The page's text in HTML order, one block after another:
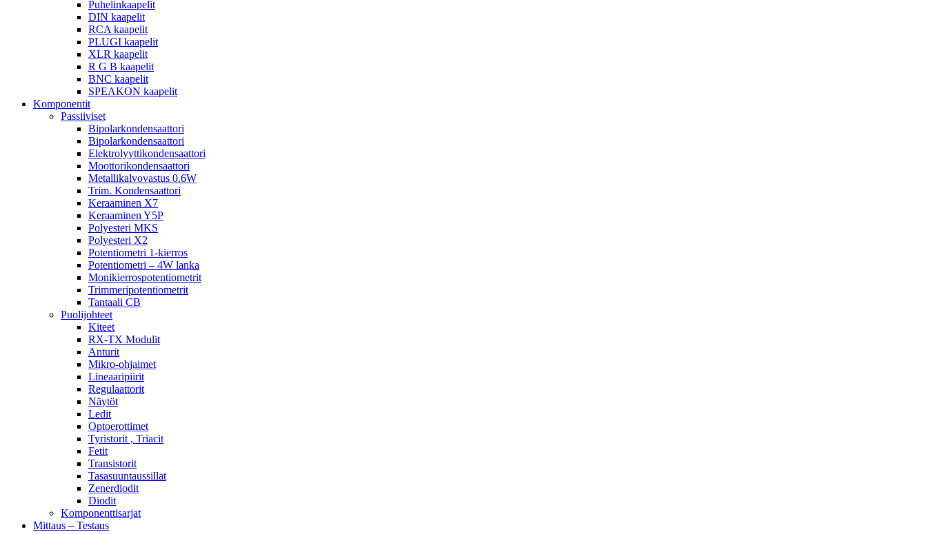
Puhelinkaapelit
DIN kaapelit
RCA kaapelit
PLUGI kaapelit
XLR kaapelit
R G B kaapelit
BNC kaapelit
SPEAKON kaapelit
Komponentit
Passiiviset
Bipolarkondensaattori
Bipolarkondensaattori
Elektrolyyttikondensaattori
Moottorikondensaattori
Metallikalvovastus 0.6W
Trim. Kondensaattori
Keraaminen X7
Keraaminen Y5P
Polyesteri MKS
Polyesteri X2
Potentiometri 1-kierros
Potentiometri – 4W lanka
Monikierrospotentiometrit
Trimmeripotentiometrit
Tantaali CB
Puolijohteet
Kiteet
RX-TX Modulit
Anturit
Mikro-ohjaimet
Lineaaripiirit
Regulaattorit
Näytöt
Ledit
Optoerottimet
Tyristorit , Triacit
Fetit
Transistorit
Tasasuuntaussillat
Zenerdiodit
Diodit
Komponenttisarjat
Mittaus – Testaus